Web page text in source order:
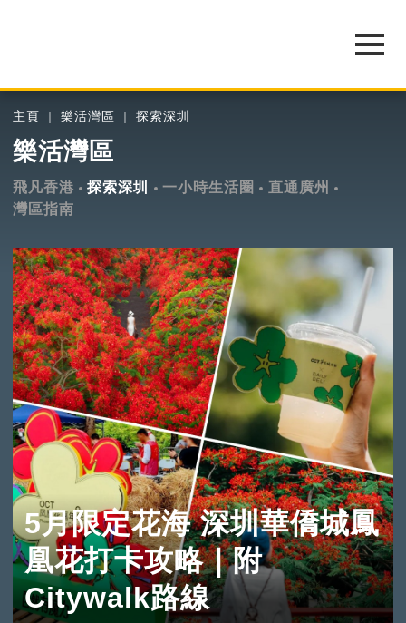
主頁 樂活灣區 探索深圳
樂活灣區
飛凡香港 探索深圳 一小時生活圈
直通廣州
灣區指南
5月限定花海 深圳華僑城鳳
凰花打卡攻略｜附
Citywalk路線